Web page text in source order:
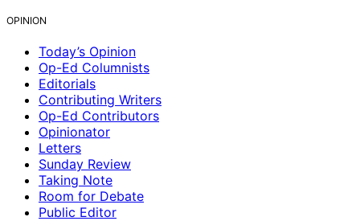
OPINION
Today’s Opinion
Op-Ed Columnists
Editorials
Contributing Writers
Op-Ed Contributors
Opinionator
Letters
Sunday Review
Taking Note
Room for Debate
Public Editor